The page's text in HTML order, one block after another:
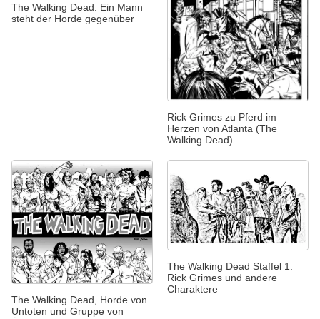
The Walking Dead: Ein Mann
steht der Horde gegenüber
Rick Grimes zu Pferd im
Herzen von Atlanta (The
Walking Dead)
The Walking Dead, Horde von
Untoten und Gruppe von
The Walking Dead Staffel 1:
Rick Grimes und andere
Charaktere